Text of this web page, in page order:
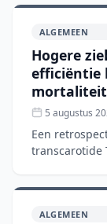
ALGEMEEN
Hogere
efficiëntie
5 augustus
Een
transcarotide
ALGEMEEN